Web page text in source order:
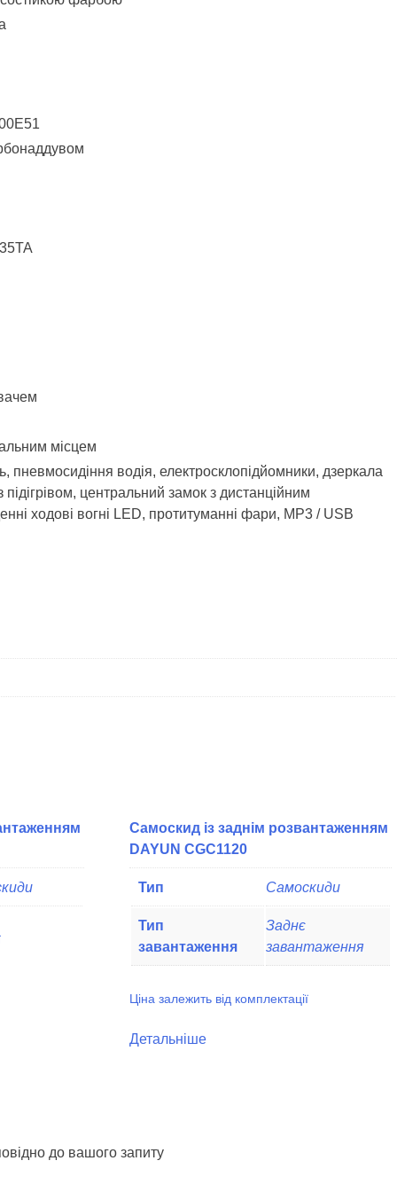
місцем
пневмосидіння водія, електросклопідйомники, дзеркала
підігрівом, центральний замок з дистанційним
ходові вогні LED, протитуманні фари, МР3 / USB
Самоскид із заднім розвантаженням
DAYUN CGC1120
Тип Самоскиди
Тип
завантаження
Заднє
завантаження
Ціна залежить від комплектації
Детальніше
до вашого запиту